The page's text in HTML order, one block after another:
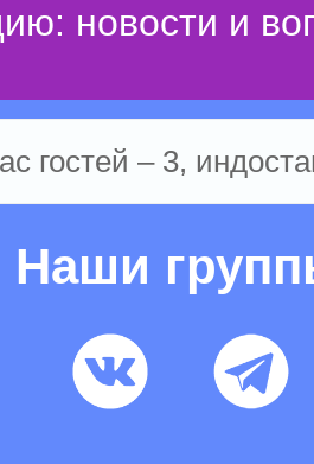
новости и
гостей – 3,
Наши